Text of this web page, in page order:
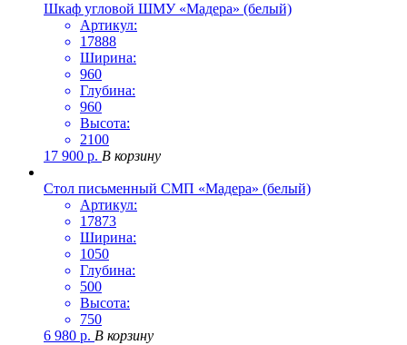
Шкаф угловой ШМУ «Мадера» (белый)
Артикул:
17888
Ширина:
960
Глубина:
960
Высота:
2100
17 900 р. В корзину
Стол письменный СМП «Мадера» (белый)
Артикул:
17873
Ширина:
1050
Глубина:
500
Высота:
750
6 980 р. В корзину